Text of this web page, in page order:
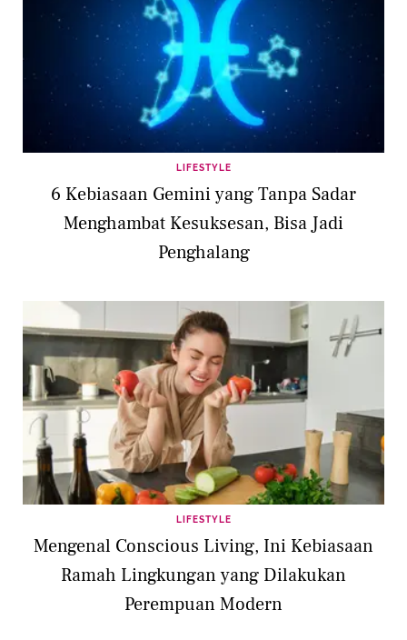
LIFESTYLE
6 Kebiasaan Gemini yang Tanpa Sadar
Menghambat Kesuksesan, Bisa Jadi
Penghalang
LIFESTYLE
Mengenal Conscious Living, Ini Kebiasaan
Ramah Lingkungan yang Dilakukan
Perempuan Modern